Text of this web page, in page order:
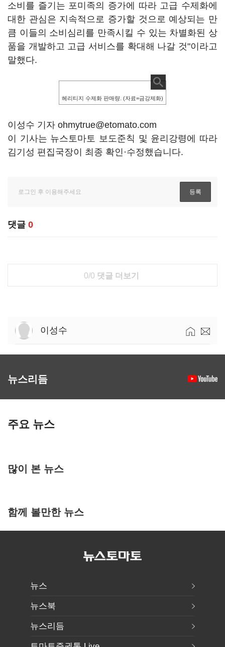
소비를 즐기는 포미족의 증가에 따라 고급 수제화에
대한 관심은 지속적으로 증가할 것으로 예상되는 만
큼 이들의 소비심리를 만족시킬 수 있는 차별화된 상
품을 개발하고 고급 서비스를 확대해 나갈 것"이라고
말했다.
헤리티지 수제화 판매량. (자료=금강제화)
이성수 기자 ohmytrue@etomato.com
이 기사는 뉴스토마토 보도준칙 및 윤리강령에 따라
김기성 편집국장이 최종 확인·수정했습니다.
댓글 0
0/0 댓글 더보기
이성수
뉴스리듬
주요 뉴스
많이 본 뉴스
함께 볼만한 뉴스
뉴스
뉴스북
뉴스리듬